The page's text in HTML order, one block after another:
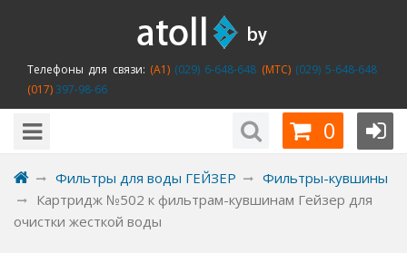
Телефоны для связи: (A1)(029) 6-648-648 (MTC)(029) 5-648-648
(017)397-98-66
0
Фильтры для воды ГЕЙЗЕР
Фильтры-кувшины
Картридж №502 к фильтрам-кувшинам Гейзер для
очистки жесткой воды